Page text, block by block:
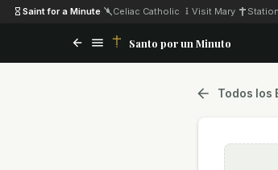
Saint for a Minute Celiac Catholic Visit Mary
Santo por un Minuto
Todos los